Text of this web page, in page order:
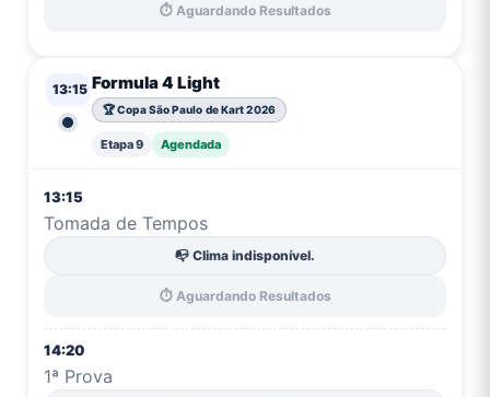
⏱️ Aguardando Resultados
13:15 Formula 4 Light
🏆 Copa São Paulo de Kart 2026
Etapa 9 Agendada
13:15
Tomada de Tempos
📭 Clima indisponível.
⏱️ Aguardando Resultados
14:20
1ª Prova